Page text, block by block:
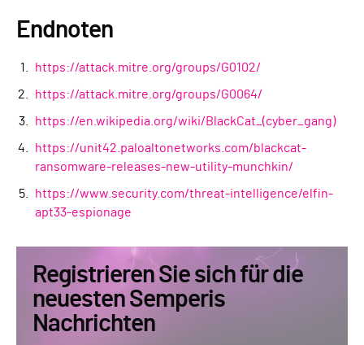
Endnoten
https://attack.mitre.org/groups/G0102/
https://attack.mitre.org/groups/G0064/
https://en.wikipedia.org/wiki/BlackCat_(cyber_gang)
https://unit42.paloaltonetworks.com/blackcat-
ransomware-releases-new-utility-munchkin/
https://www.security.com/threat-intelligence/elfin-
apt33-espionage
Registrieren Sie sich für die
neuesten Semperis
Nachrichten